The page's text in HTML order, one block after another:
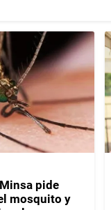
pide
mosquito y